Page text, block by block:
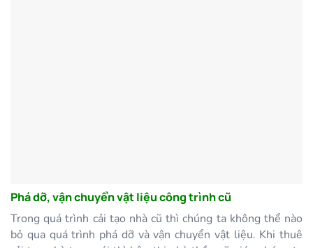
Phá dỡ, vận chuyển vật liệu công trình cũ
Trong quá trình cải tạo nhà cũ thì chúng ta không thể nào
bỏ qua quá trình phá dỡ và vận chuyển vật liệu. Khi thuê